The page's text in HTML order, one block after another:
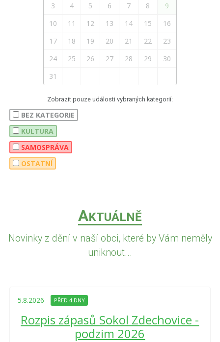
3
4 5 6 7 8
9
10
11 12 13 14 15
16
17
18 19 20 21 22
23
24
25 26 27 28 29
30
31
Zobrazit pouze události vybraných kategorií:
BEZ KATEGORIE
KULTURA
SAMOSPRÁVA
OSTATNÍ
AKTUÁLNĚ
Novinky z dění v naší obci, které by Vám neměly
uniknout...
5.8.2026 PŘED 4 DNY
Rozpis zápasů Sokol Zdechovice -
podzim 2026